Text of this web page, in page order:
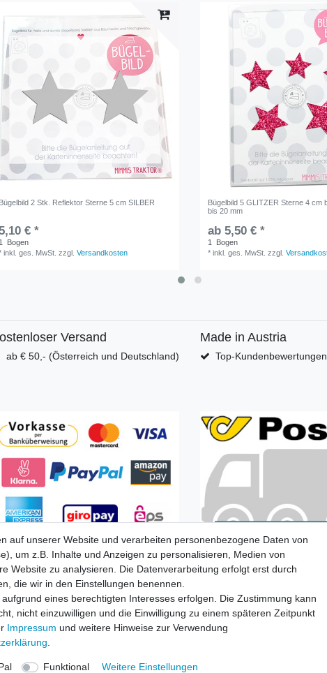
Bügelbild 2 Stk. Reflektor Sterne 5 cm SILBER
€ *
1
Bogen
inkl. ges. MwSt. zzgl.Versandkosten
Bügelbild 5 GLITZER Sterne 4 cm
bis 20 mm
ab 5,50 € *
1
Bogen
*inkl. ges. MwSt. zzgl.
Versand
ab € 50,- (Österreich und Deutschland)
Made in Austria
Top-Kundenbewertungen
Zahlungsarten
|Widerrufsformular|Impressum|Datenschutzerklärung
© Copyright | Mimmis Traktor registered trademark | 2026 | Alle Rechte vorbehalten.
auf unserer Website und verarbeiten personenbezogene Daten von
um z.B. Inhalte und Anzeigen zu personalisieren, Medien von
Website zu analysieren. Die Datenverarbeitung erfolgt erst durch
die wir in den Einstellungen benennen.
eines berechtigten Interesses erfolgen. Die Zustimmung kann
nicht einzuwilligen und die Einwilligung zu einem späteren Zeitpunkt
Impressum und weitere Hinweise zur Verwendung
Funktional Weitere Einstellungen